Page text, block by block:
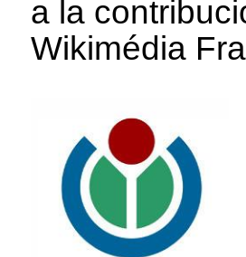
a la
Wikimédia